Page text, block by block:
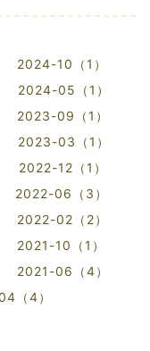
2024-10（1）
2024-05（1）
2023-09（1）
2023-03（1）
2022-12（1）
2022-06（3）
2022-02（2）
2021-10（1）
2021-06（4）
（4）